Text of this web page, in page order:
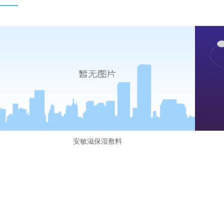
安敏滋保湿敷料